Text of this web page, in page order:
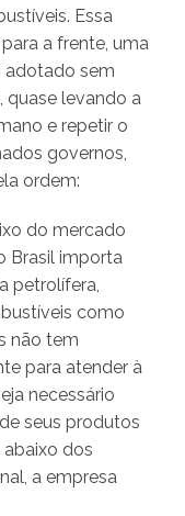
Essa
a frente, uma
adotado sem
quase levando a
e repetir o
governos,
ordem:
do mercado
Brasil importa
petrolífera,
como
não tem
para atender à
necessário
seus produtos
dos
a empresa